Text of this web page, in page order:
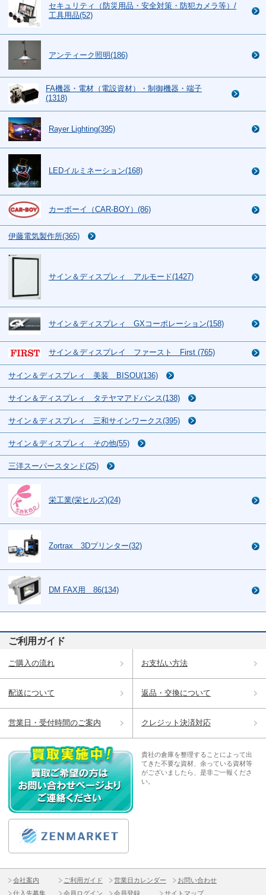
セキュリティ（防災用品・安全対策・防犯カメラ等）/
工具用品(52)
アンティーク照明(186)
FA機器・電材（電設資材）・制御機器・端子
(1318)
Rayer Lighting(395)
LEDイルミネーション(168)
カーボーイ（CAR-BOY）(86)
伊藤電気製作所(365)
サイン＆ディスプレィ アルモード(1427)
サイン＆ディスプレィ GXコーポレーション(158)
サイン＆ディスプレイ ファースト First (765)
サイン＆ディスプレィ 美装 BISOU(136)
サイン＆ディスプレィ タテヤマアドバンス(138)
サイン＆ディスプレィ 三和サインワークス(395)
サイン＆ディスプレィ その他(55)
三洋スーパースタンド(25)
栄工業(栄ヒルズ)(24)
Zortrax 3Dプリンター(32)
DM FAX用 86(134)
ご利用ガイド
ご購入の流れ お支払い方法
配送について 返品・交換について
営業日・受付時間のご案内 クレジット決済対応
貴社の倉庫を整理することによって出
てきた不要な資材、余っている資材等
がございましたら、是非ご一報くださ
い。
会社案内 ご利用ガイド 営業日カレンダー
お問い合わせ
仕入先募集
会員ログイン 会員登録 サイトマップ